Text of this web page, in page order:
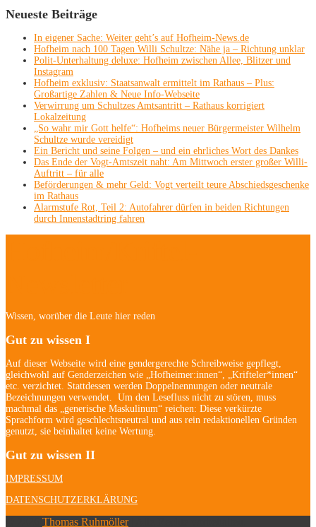
Neueste Beiträge
In eigener Sache: Weiter geht’s auf Hofheim-News.de
Hofheim nach 100 Tagen Willi Schultze: Nähe ja – Richtung unklar
Polit-Unterhaltung deluxe: Hofheim zwischen Allee, Blitzer und
Instagram
Hofheim exklusiv: Staatsanwalt ermittelt im Rathaus – Plus:
Großartige Zahlen & Neue Info-Webseite
Verwirrung um Schultzes Amtsantritt – Rathaus korrigiert
Lokalzeitung
„So wahr mir Gott helfe“: Hofheims neuer Bürgermeister Wilhelm
Schultze wurde vereidigt
Ein Bericht und seine Folgen – und ein ehrliches Wort des Dankes
Das Ende der Vogt-Amtszeit naht: Am Mittwoch erster großer Willi-
Auftritt – für alle
Beförderungen & mehr Geld: Vogt verteilt teure Abschiedsgeschenke
im Rathaus
Alarmstufe Rot, Teil 2: Autofahrer dürfen in beiden Richtungen
durch Innenstadtring fahren
Wissen, worüber die Leute hier reden
Gut zu wissen I
Auf dieser Webseite wird eine gendergerechte Schreibweise gepflegt,
gleichwohl auf Genderzeichen wie „Hofheimer:innen“, „Krifteler*innen“
etc. verzichtet. Stattdessen werden Doppelnennungen oder neutrale
Bezeichnungen verwendet. Um den Lesefluss nicht zu stören, muss
machmal das „generische Maskulinum“ reichen: Diese verkürzte
Sprachform wird geschlechtsneutral und aus rein redaktionellen Gründen
genutzt, sie beinhaltet keine Wertung.
Gut zu wissen II
IMPRESSUM
DATENSCHUTZERKLÄRUNG
Thomas Ruhmöller| Alle Rechte vorbehalten.